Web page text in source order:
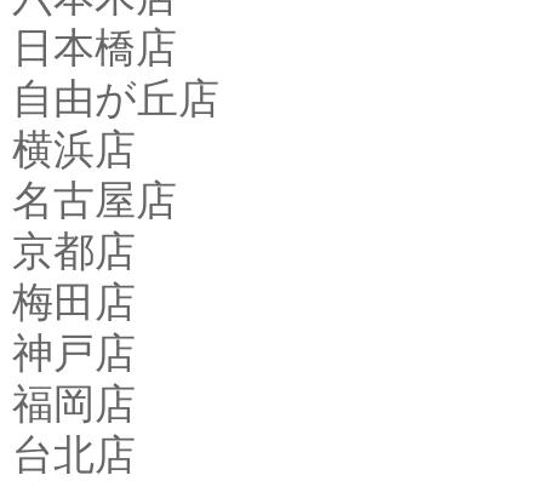
日本橋店
自由が丘店
横浜店
名古屋店
京都店
梅田店
神戸店
福岡店
台北店